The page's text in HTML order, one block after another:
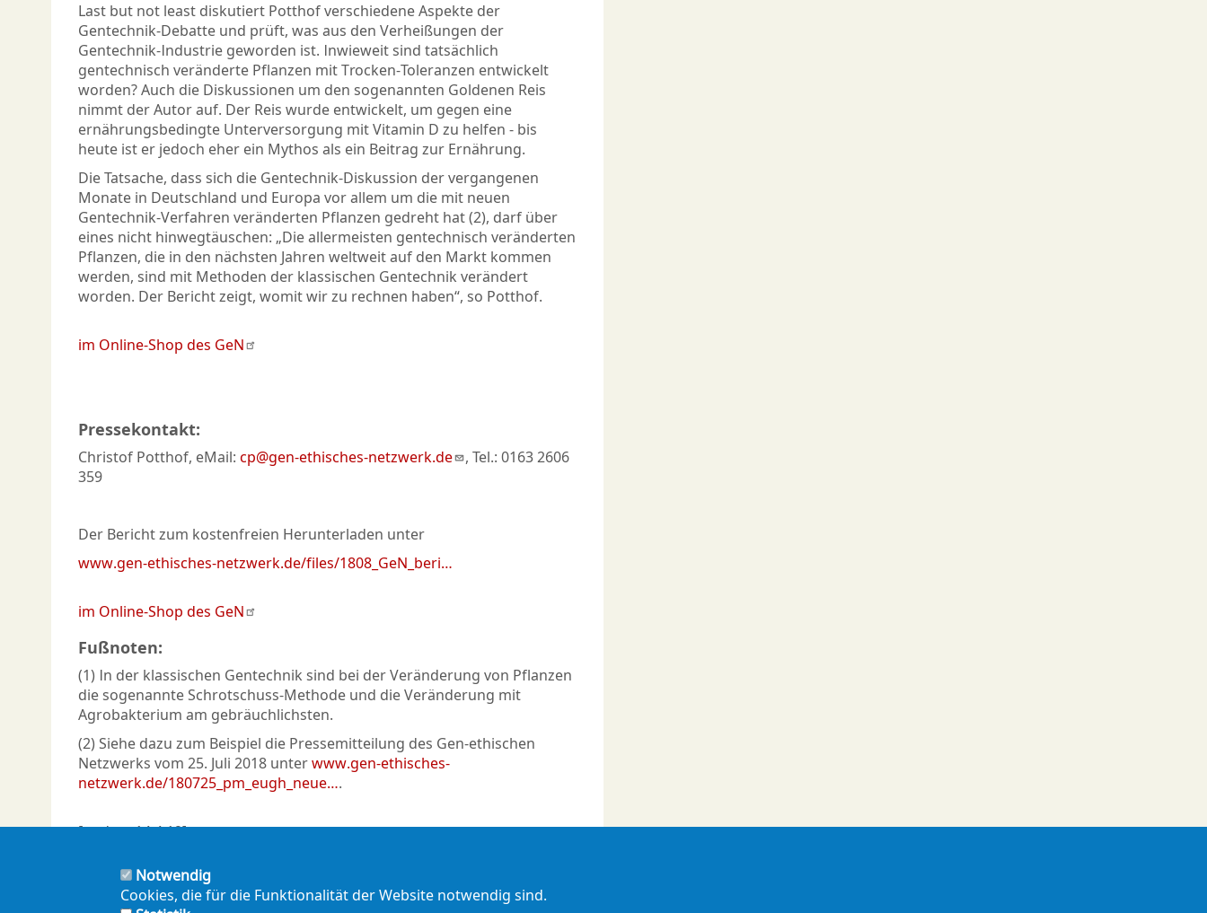
Last but not least diskutiert Potthof verschiedene Aspekte der
Gentechnik-Debatte und prüft, was aus den Verheißungen der
Gentechnik-Industrie geworden ist. Inwieweit sind tatsächlich
gentechnisch veränderte Pflanzen mit Trocken-Toleranzen entwickelt
worden? Auch die Diskussionen um den sogenannten Goldenen Reis
nimmt der Autor auf. Der Reis wurde entwickelt, um gegen eine
ernährungsbedingte Unterversorgung mit Vitamin D zu helfen - bis
heute ist er jedoch eher ein Mythos als ein Beitrag zur Ernährung.
Die Tatsache, dass sich die Gentechnik-Diskussion der vergangenen
Monate in Deutschland und Europa vor allem um die mit neuen
Gentechnik-Verfahren veränderten Pflanzen gedreht hat (2), darf über
eines nicht hinwegtäuschen: „Die allermeisten gentechnisch veränderten
Pflanzen, die in den nächsten Jahren weltweit auf den Markt kommen
werden, sind mit Methoden der klassischen Gentechnik verändert
worden. Der Bericht zeigt, womit wir zu rechnen haben“, so Potthof.
im Online-Shop des GeN
Pressekontakt:
Christof Potthof, eMail: cp@gen-ethisches-netzwerk.de
, Tel.: 0163 2606
359
Der Bericht zum kostenfreien Herunterladen unter
www.gen-ethisches-netzwerk.de/files/1808_GeN_beri…
im Online-Shop des GeN
Fußnoten:
(1) In der klassischen Gentechnik sind bei der Veränderung von Pflanzen
die sogenannte Schrotschuss-Methode und die Veränderung mit
Agrobakterium am gebräuchlichsten.
(2) Siehe dazu zum Beispiel die Pressemitteilung des Gen-ethischen
Netzwerks vom 25. Juli 2018 unterwww.gen-ethisches-
netzwerk.de/180725_pm_eugh_neue….
[update 14.4.19]
Notwendig
Cookies, die für die Funktionalität der Website notwendig sind.